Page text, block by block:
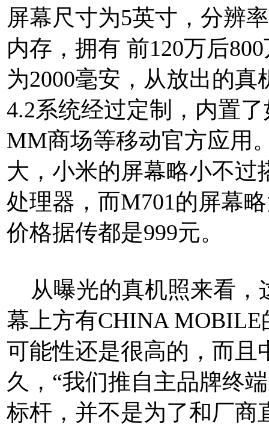
屏幕尺寸为5英寸，分辨
内存，拥有 前120万后
为2000毫安，从放出的
4.2系统经过定制，内置了
MM商场等移动官方应用
大，小米的屏幕略小不过
处理器，而M701的屏幕
价格据传都是999元。
从曝光的真机照来看
幕上方有CHINA
可能性还是很高的，而且
久， “我们推自主品牌终
标杆，并不是为了和厂商